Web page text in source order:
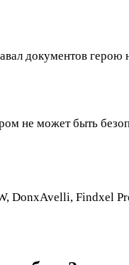
документов
не может быть
Findxel